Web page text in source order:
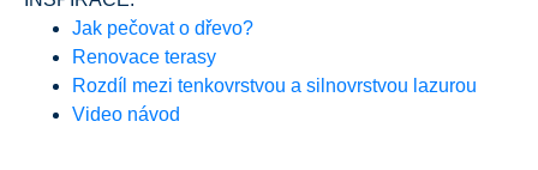
Jak pečovat o dřevo?
Renovace terasy
Rozdíl mezi tenkovrstvou a silnovrstvou lazurou
Video návod